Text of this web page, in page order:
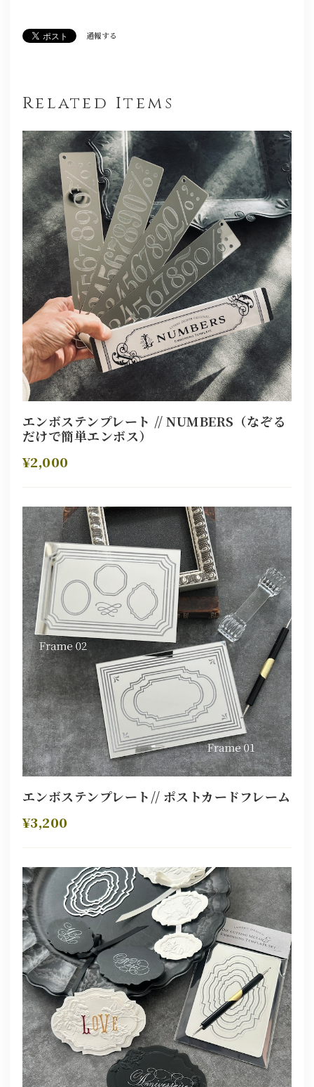
通報する
Related Items
エンボステンプレート // NUMBERS（なぞる
だけで簡単エンボス）
¥2,000
エンボステンプレート// ポストカードフレーム
¥3,200